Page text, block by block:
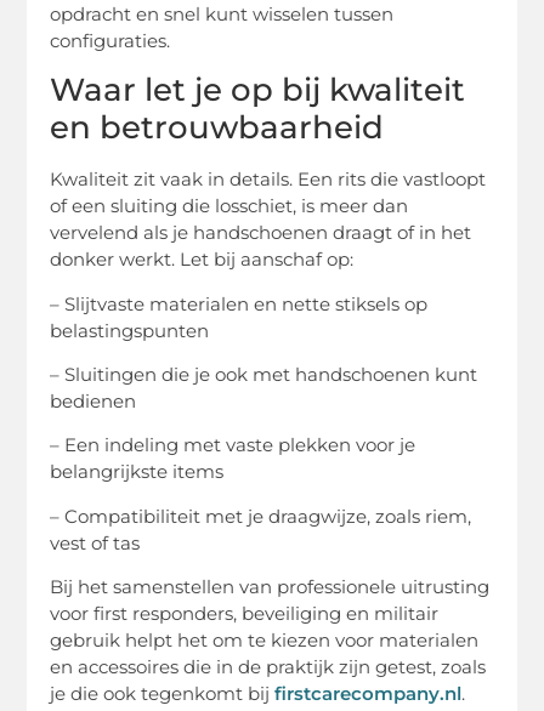
opdracht en snel kunt wisselen tussen
configuraties.
Waar let je op bij kwaliteit
en betrouwbaarheid
Kwaliteit zit vaak in details. Een rits die vastloopt
of een sluiting die losschiet, is meer dan
vervelend als je handschoenen draagt of in het
donker werkt. Let bij aanschaf op:
– Slijtvaste materialen en nette stiksels op
belastingspunten
– Sluitingen die je ook met handschoenen kunt
bedienen
– Een indeling met vaste plekken voor je
belangrijkste items
– Compatibiliteit met je draagwijze, zoals riem,
vest of tas
Bij het samenstellen van professionele uitrusting
voor first responders, beveiliging en militair
gebruik helpt het om te kiezen voor materialen
en accessoires die in de praktijk zijn getest, zoals
je die ook tegenkomt bijfirstcarecompany.nl.